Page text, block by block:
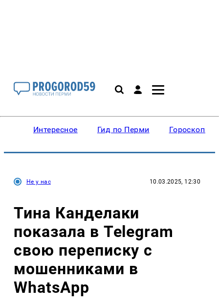
Интересное Гид по Перми Гороскопы
Не у нас 10.03.2025, 12:30
Тина Канделаки
показала в Telegram
свою переписку с
мошенниками в
WhatsApp